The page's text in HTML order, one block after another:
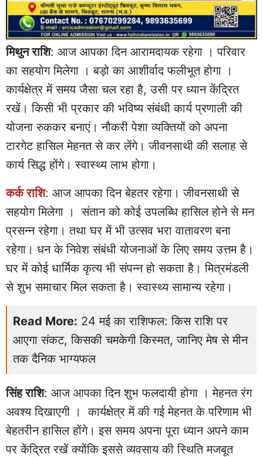
मिथुन राशि: आज आपका दिन आरामदायक रहेगा । परिवार
का सहयोग मिलेगा । बड़ो का आशीर्वाद फलीभूत होगा ।
कार्यक्षेत्र में समय जैसा चल रहा है, उसी पर ध्यान केंद्रित
रखें। किसी भी प्रकार की भविष्य संबंधी कार्य प्रणाली की
योजना रुककर बनाएं। नौकरी पेशा व्यक्तियों को अपना
टारगेट हासिल मेहनत से कर लेंगे। जीवनसाथी की सलाह से
कार्य सिद्ध होंगे। स्वास्थ्य लाभ होगा।
कर्क राशि: आज आपका दिन बेहतर रहेगा। जीवनसाथी से
सहयोग मिलेगा । संतान को कोई उपलब्धि हासिल होने से मन
प्रसन्न रहेगा। तथा घर में भी उत्सव भरा वातावरण बना
रहेगा। धन के निवेश संबंधी योजनाओं के लिए समय उत्तम है।
घर में कोई धार्मिक कृत्य भी संपन्न हो सकता है। मित्रमंडली
से शुभ समाचार मिल सकता है। स्वास्थ्य सामान्य रहेगा।
Read More: 24 मई का राशिफल: किस राशि पर
आएगा संकट, किसकी चमकेगी किस्मत, जानिए मेष से मीन
तक दैनिक भाग्यफल
सिंह राशि: आज आपका दिन शुभ फलदायी होगा । मेहनत रंग
अवश्य दिखाएगी । कार्यक्षेत्र में की गई मेहनत के परिणाम भी
बेहतरीन हासिल होंगे। इस समय अपना पूरा ध्यान अपने काम
पर केंद्रित रखें क्योंकि इससे व्यवसाय की स्थिति मजबूत